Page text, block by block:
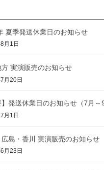
夏季発送休業日のお知らせ
月1日
方 実演販売のお知らせ
月20日
】発送休業日のお知らせ（7月～9
月1日
島・香川 実演販売のお知らせ
月23日